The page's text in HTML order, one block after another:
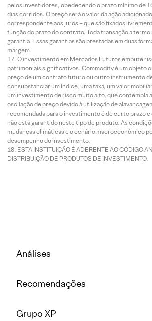
pelos investidores, obedecendo o prazo mínimo de
dias corridos. O preço será o valor da ação
correspondente aos juros – que são fixados
função do prazo do contrato. Toda transação a
garantia. Essas garantias são prestadas em duas
margem.
O investimento em Mercados Futuros embute
patrimoniais significativos. Commodity é um objeto
preço de um contrato futuro ou outro instrumento
consubstanciar um índice, uma taxa, um valor
um investimento de risco muito alto, que contempla
oscilação de preço devido à utilização de
recomendada para o investimento é de curto prazo
não está garantido neste tipo de produto. As
mudanças climáticas e o cenário macroeconômico
desempenho do investimento.
ESTA INSTITUIÇÃO É ADERENTE AO CÓDIGO
DISTRIBUIÇÃO DE PRODUTOS DE INVESTIMENTO.
Análises
Recomendações
Grupo XP